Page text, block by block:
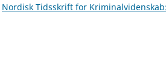
Nordisk Tidsskrift for Kriminalvidenskab: